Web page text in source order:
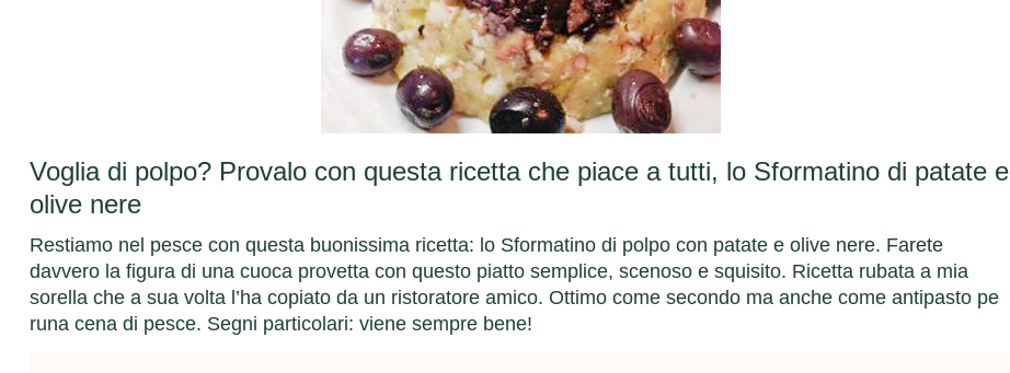
Voglia di polpo? Provalo con questa ricetta che piace a tutti, lo Sformatino di patate e
olive nere
Restiamo nel pesce con questa buonissima ricetta: lo Sformatino di polpo con patate e olive nere. Farete
davvero la figura di una cuoca provetta con questo piatto semplice, scenoso e squisito. Ricetta rubata a mia
sorella che a sua volta l’ha copiato da un ristoratore amico. Ottimo come secondo ma anche come antipasto pe
runa cena di pesce. Segni particolari: viene sempre bene!